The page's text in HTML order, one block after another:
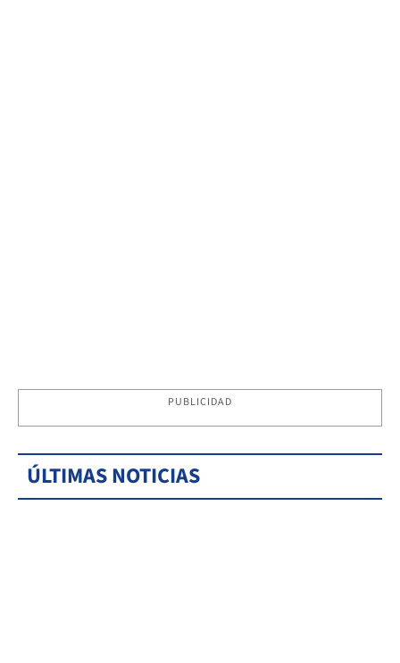
PUBLICIDAD
ÚLTIMAS NOTICIAS